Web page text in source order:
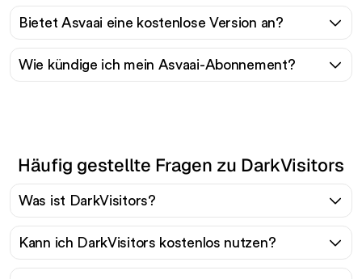
Bietet Asvaai eine kostenlose Version an?
Wie kündige ich mein Asvaai-Abonnement?
Häufig gestellte Fragen zu DarkVisitors
Was ist DarkVisitors?
Kann ich DarkVisitors kostenlos nutzen?